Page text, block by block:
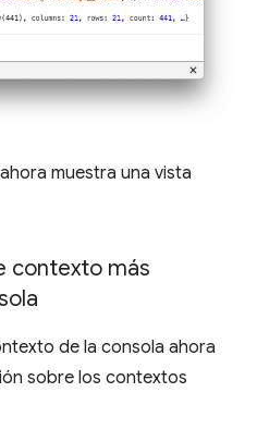
muestra una vista
contexto más
de la consola ahora
sobre los contextos